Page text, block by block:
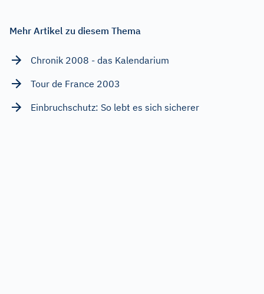
Mehr Artikel zu diesem Thema
Chronik 2008 - das Kalendarium
Tour de France 2003
Einbruchschutz: So lebt es sich sicherer